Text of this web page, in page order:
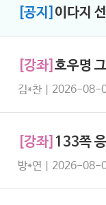
[공지] 이다지
[강좌] 호우명
김*찬 | 2026-08-
[강좌] 133쪽
방*연 | 2026-08-